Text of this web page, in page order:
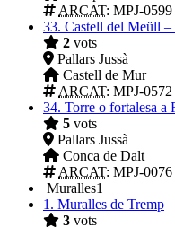
ARCAT: MPJ-0599
33. Castell del Meüll
2 vots
Pallars Jussà
Castell de Mur
ARCAT: MPJ-0572
34. Torre o fortalesa a
5 vots
Pallars Jussà
Conca de Dalt
ARCAT: MPJ-0076
Muralles1
1. Muralles de Tremp
3 vots